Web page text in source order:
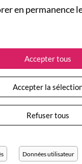
nous ?
revendeur
Femme
Enfants
thèmes
commande
et livraison
remboursement
paiement
/ Réponses
de vente
personnelles
en permanence
Accepter tous
Accepter la
Refuser tous
Données utilisateur